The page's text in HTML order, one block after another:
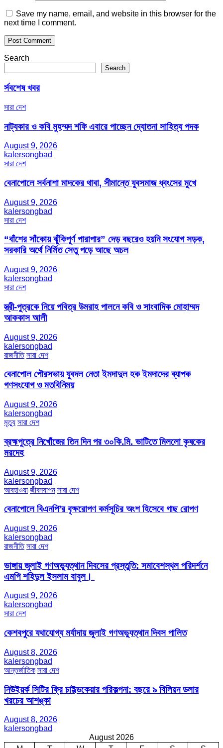
Save my name, email, and website in this browser for the
next time I comment.
Search
Search
র্সবশেষ খবর
সারা দেশ
নাট্যকার ও কবি মুহম্মদ শফি এবারে পাচ্ছেন দ্যোতনা সাহিত্য পদক
August 9, 2026
kalersongbad
সারা দেশ
বেনাপোলে সর্বনাশা মাদকের থাবা, সীমান্তে যুবসমাজ ধ্বংসের মুখে
August 9, 2026
kalersongbad
সারা দেশ
“বাঁশের সাঁকোয় ঝুঁকিপূর্ণ পারাপার” দেড় বছরেও হয়নি সংযোগ সড়ক,
সরকারি অর্থে নির্মিত সেতু পড়ে আছে অচল
August 9, 2026
kalersongbad
সারা দেশ
স্ত্রী-পুত্রকে নিয়ে পবিত্র উমরাহ পালনে কবি ও সাংবাদিক মোহাম্মদ
আককাস আলী
August 9, 2026
kalersongbad
রাজনীতি সারা দেশ
বেনাপোল পৌরসভায় যুবদল নেতা ইমদাদুল হক ইমদাদের ব্যাপক
গণসংযোগ ও মতবিনিময়
August 9, 2026
kalersongbad
মৃত্যু সারা দেশ
ব্রহ্মপুত্রে নিখোঁজের তিন দিন পর ৩০কি.মি. ভাটিতে মিললো কৃষকের
মরদেহ
August 9, 2026
kalersongbad
আবহাওয়া জীবনযাপন সারা দেশ
বেনাপোলে বিএনপি’র বৃক্ষরোপণ কর্মসূচির অংশ হিসেবে গাছ রোপণ
August 9, 2026
kalersongbad
রাজনীতি সারা দেশ
ভাঙ্গায় জুলাই গণঅভ্যুত্থান দিবসের প্রস্তুতি: সমাবেশস্থল পরিদর্শনে
এমপি শহিদুল ইসলাম বাবুল। ​
August 9, 2026
kalersongbad
সারা দেশ
কেশবপুরে যথাযোগ্য মর্যাদায় জুলাই গণঅভ্যুত্থান দিবস পালিত
August 8, 2026
kalersongbad
আন্তর্জাতিক সারা দেশ
নিউইয়র্ক সিটির ফ্রি চাইল্ডকেয়ার পরিকল্পনা: বছরে ৯ বিলিয়ন ডলার
খরচের আশঙ্কা
August 8, 2026
kalersongbad
August 2026